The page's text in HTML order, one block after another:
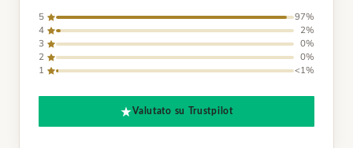
5
97%
4
2%
3
0%
2
0%
1
<1%
Valutato su Trustpilot